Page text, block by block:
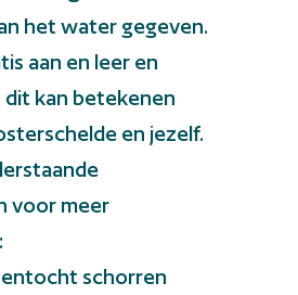
het water gegeven.
aan en leer en
dit kan betekenen
en jezelf.
voor meer
schorren